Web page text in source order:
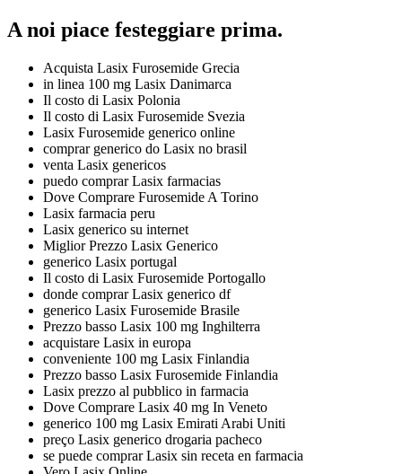
A noi piace festeggiare prima.
Acquista Lasix Furosemide Grecia
in linea 100 mg Lasix Danimarca
Il costo di Lasix Polonia
Il costo di Lasix Furosemide Svezia
Lasix Furosemide generico online
comprar generico do Lasix no brasil
venta Lasix genericos
puedo comprar Lasix farmacias
Dove Comprare Furosemide A Torino
Lasix farmacia peru
Lasix generico su internet
Miglior Prezzo Lasix Generico
generico Lasix portugal
Il costo di Lasix Furosemide Portogallo
donde comprar Lasix generico df
generico Lasix Furosemide Brasile
Prezzo basso Lasix 100 mg Inghilterra
acquistare Lasix in europa
conveniente 100 mg Lasix Finlandia
Prezzo basso Lasix Furosemide Finlandia
Lasix prezzo al pubblico in farmacia
Dove Comprare Lasix 40 mg In Veneto
generico 100 mg Lasix Emirati Arabi Uniti
preço Lasix generico drogaria pacheco
se puede comprar Lasix sin receta en farmacia